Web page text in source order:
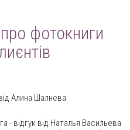
фотокниги
Алина Шалнева
- відгук від Наталья Васильева